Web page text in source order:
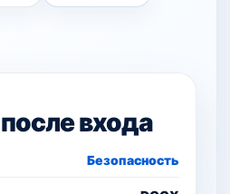
входа
Безопасность